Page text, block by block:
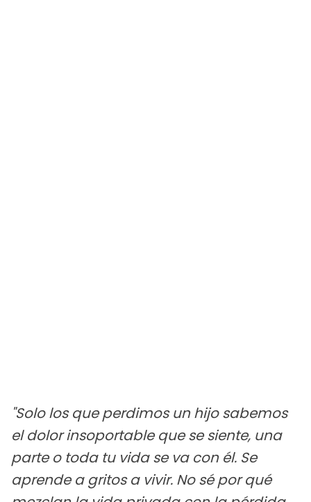
"Solo los que perdimos un hijo sabemos
el dolor insoportable que se siente, una
parte o toda tu vida se va con él. Se
aprende a gritos a vivir. No sé por qué